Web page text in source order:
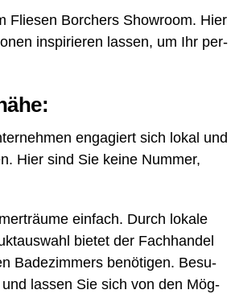
Flie­sen Bor­chers Show­room. Hier
inspi­rie­ren las­sen, um Ihr per­
enga­giert sich lokal und
Hier sind Sie kei­ne Num­mer,
ein­fach. Durch loka­le
bie­tet der Fach­han­del
Bade­zim­mers benö­ti­gen. Besu­
las­sen Sie sich von den Mög­